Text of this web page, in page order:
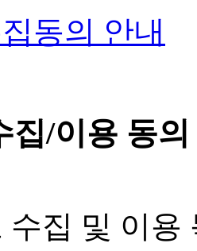
동의 안내
집/이용 동
수집 및 이용